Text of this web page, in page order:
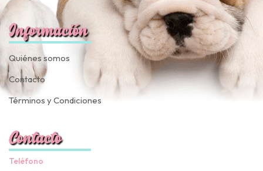
Información
Quiénes somos
Contacto
Términos y Condiciones
Contacto
Teléfono